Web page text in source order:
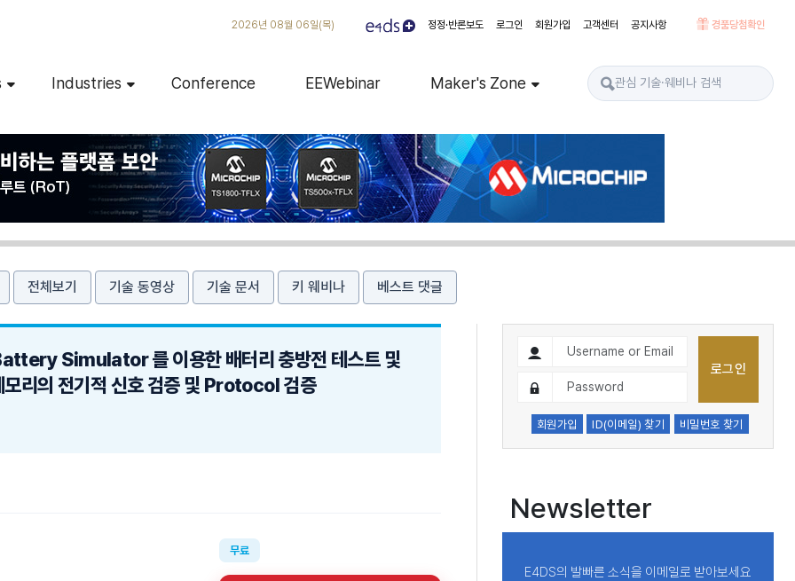
2026년 08월 06일(목) 정정·반론보도 로그인 회원가입 고객센터 공지사항 경품당첨확인
Industries Conference EEWebinar Maker's Zone
전체보기 기술 동영상 기술 문서 키 웨비나 베스트 댓글
Simulator 를 이용한 배터리 충방전 테스트 및
리의 전기적 신호 검증 및 Protocol 검증
무료
로그인
회원가입 ID(이메일) 찾기 비밀번호 찾기
Newsletter
E4DS의 발빠른 소식을 이메일로 받아보세요